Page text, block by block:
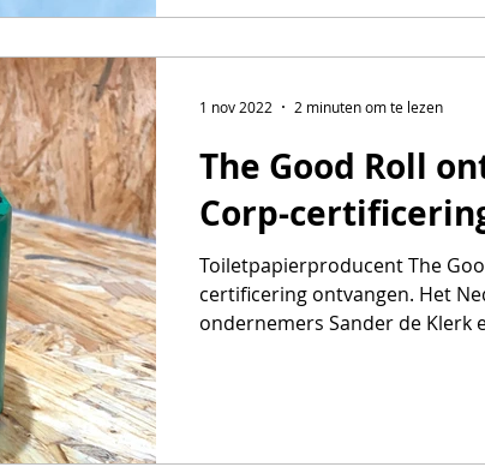
The Good Roll
Corp-
Toiletpapierproducent The
certificering ontvangen. Het
ondernemers Sander de Klerk
1 nov 2022 2 minuten om te lezen